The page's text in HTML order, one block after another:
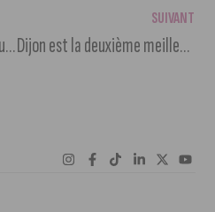
Un record de 170.000 visiteurs à la Foire de Dijon 2024
SUIVANT
Dijon est la deuxième meilleure ville pour courir en France